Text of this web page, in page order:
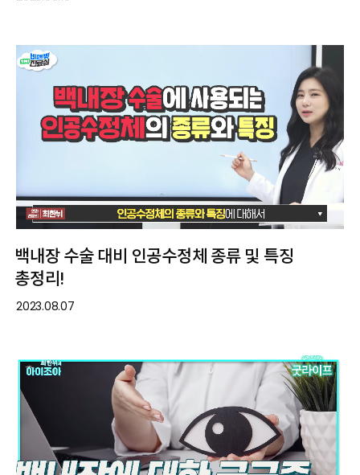
백내장 수술 대비 인공수정체 종류 및 특징
총정리!
2023.08.07